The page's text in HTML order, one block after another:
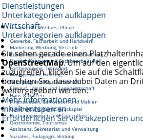
Dienstleistungen
Unterkategorien aufklappen
Gesundheit, Wellnes, Pflege
Gewerbe, Facharbeit und Handwerk
Kundenbetreuung, Service und Coaching
Fortbewegung, Transport
Reinigung und Hauswirtschaft
Haus & Garten
Unterhaltung, Kunst, Glückspiel
Gastronomie, Tourismus
Soziales, Pädagogik, Bildung
Wirtschaft
Unterkategorien aufklappen
Marketing, Werbung, Vertrieb
Handel, Konsum und Sachbearbeitung
Management, Führung
Einkauf, Logistik und Lagerwirtschaft
Finanzwesen, Bankwesen und Makler
Rechnungswesen und Controlling
Assistenz, Sekretariat und Verwaltung
Sie sehen gerade einen
OpenStreetMap. Um auf den
zuzugreifen, klicken Sie auf die
beachten Sie, dass dabei Daten an
weitergegeben werden.
Mehr Informationen
Inhalt entsperren
Erforderlichen Service akzeptieren